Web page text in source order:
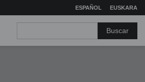
ESPAÑOL EUSKARA